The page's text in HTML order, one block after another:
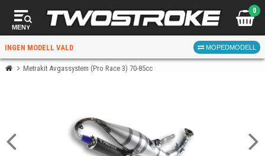
MENY
0
INGEN MODELL VALD MOPEDMODELL
Metrakit Avgassystem (Pro Race 3) 70-85cc